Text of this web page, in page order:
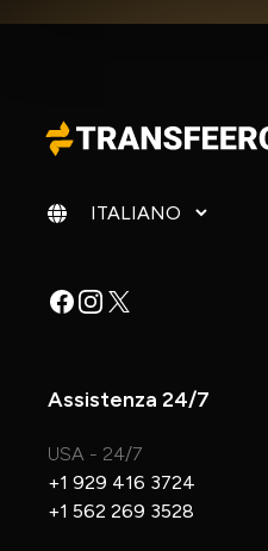
Cambia lingua
Facebook
Instagram
X
Assistenza 24/7
USA - 24/7
+1 929 416 3724
+1 562 269 3528